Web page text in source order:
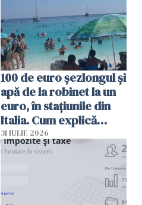
100 de euro șezlongul și
apă de la robinet la un
euro, în stațiunile din
Italia. Cum explică
autoritățile
31 IULIE 2026